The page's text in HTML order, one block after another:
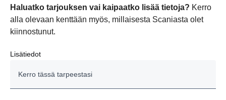
Haluatko tarjouksen vai kaipaatko lisää tietoja? Kerro
alla olevaan kenttään myös, millaisesta Scaniasta olet
kiinnostunut.
Lisätiedot